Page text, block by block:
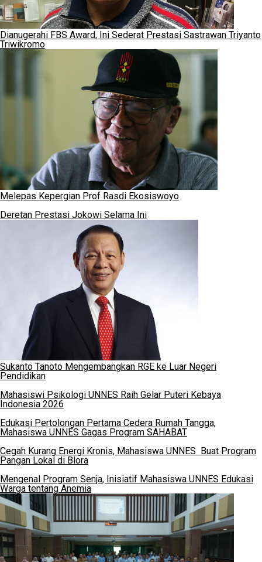
Dianugerahi FBS Award, Ini Sederat Prestasi Sastrawan Triyanto
Triwikromo
Melepas Kepergian Prof Rasdi Ekosiswoyo
Deretan Prestasi Jokowi Selama Ini
Sukanto Tanoto Mengembangkan RGE ke Luar Negeri
Pendidikan
Mahasiswi Psikologi UNNES Raih Gelar Puteri Kebaya
Indonesia 2026
Edukasi Pertolongan Pertama Cedera Rumah Tangga,
Mahasiswa UNNES Gagas Program SAHABAT
Cegah Kurang Energi Kronis, Mahasiswa UNNES Buat Program
Pangan Lokal di Blora
Mengenal Program Senja, Inisiatif Mahasiswa UNNES Edukasi
Warga tentang Anemia